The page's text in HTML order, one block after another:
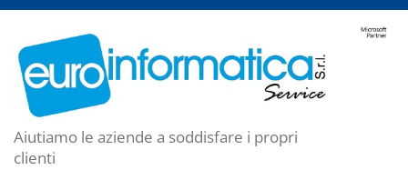
Aiutiamo le aziende a soddisfare i propri
clienti